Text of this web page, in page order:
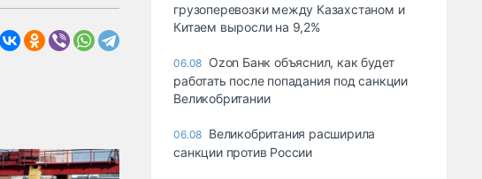
грузоперевозки между Казахстаном и
Китаем выросли на 9,2%
06.08 Ozon Банк объяснил, как будет
работать после попадания под санкции
Великобритании
06.08 Великобритания расширила
санкции против России